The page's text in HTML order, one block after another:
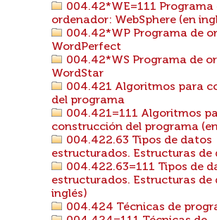
004.42*WE=111 Programa
ordenador: WebSphere (en
004.42*WP Programa de
WordPerfect
004.42*WS Programa de
WordStar
004.421 Algoritmos para
del programa
004.421=111 Algoritmos
construcción del programa
004.422.63 Tipos de datos
estructurados. Estructuras de
004.422.63=111 Tipos de
estructurados. Estructuras de
inglés)
004.424 Técnicas de